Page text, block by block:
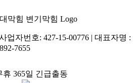
업자번호: 427-15-00776 | 대표자명 :
7655
365일 긴급출동